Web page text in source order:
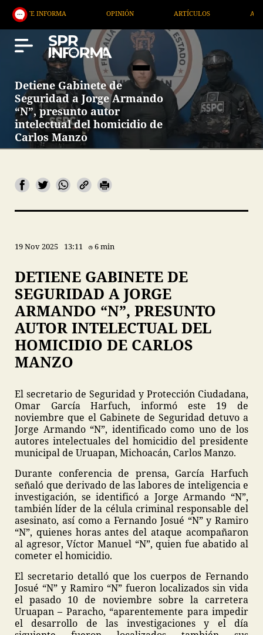
OPINIÓN ARTÍCULOS ARTE /
Detiene Gabinete de
Seguridad a Jorge Armando
“N”, presunto autor
intelectual del homicidio de
Carlos Manzo
19 Nov 2025 13:11 6 min
DETIENE GABINETE DE
SEGURIDAD A JORGE
ARMANDO “N”, PRESUNTO
AUTOR INTELECTUAL DEL
HOMICIDIO DE CARLOS
MANZO
El secretario de Seguridad y Protección Ciudadana,
Omar García Harfuch, informó este 19 de
noviembre que el Gabinete de Seguridad detuvo a
Jorge Armando “N”, identificado como uno de los
autores intelectuales del homicidio del presidente
municipal de Uruapan, Michoacán, Carlos Manzo.
Durante conferencia de prensa, García Harfuch
señaló que derivado de las labores de inteligencia e
investigación, se identificó a Jorge Armando “N”,
también líder de la célula criminal responsable del
asesinato, así como a Fernando Josué “N” y Ramiro
“N”, quienes horas antes del ataque acompañaron
al agresor, Víctor Manuel “N”, quien fue abatido al
cometer el homicidio.
El secretario detalló que los cuerpos de Fernando
Josué “N” y Ramiro “N” fueron localizados sin vida
el pasado 10 de noviembre sobre la carretera
Uruapan – Paracho, “aparentemente para impedir
el desarrollo de las investigaciones y el día